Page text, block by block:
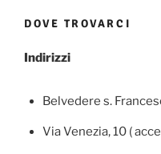
DOVE TROVARCI
Indirizzi
Belvedere s.
Via Venezia, 10 (